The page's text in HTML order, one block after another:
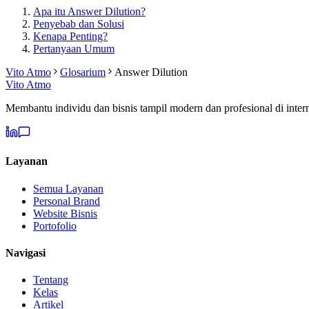
Apa itu Answer Dilution?
Penyebab dan Solusi
Kenapa Penting?
Pertanyaan Umum
Vito Atmo
Glosarium
Answer Dilution
Vito Atmo
Membantu individu dan bisnis tampil modern dan profesional di
Layanan
Semua Layanan
Personal Brand
Website Bisnis
Portofolio
Navigasi
Tentang
Kelas
Artikel